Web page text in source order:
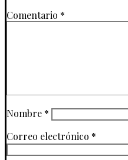
Comentario *
Nombre *
Correo electrónico *